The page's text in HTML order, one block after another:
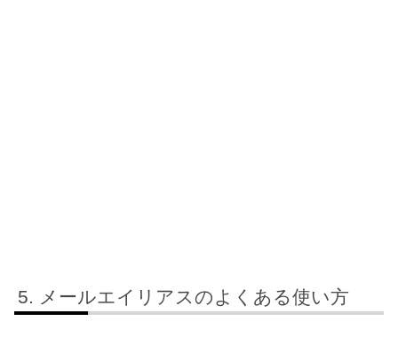
メールエイリアスのよくある使い方